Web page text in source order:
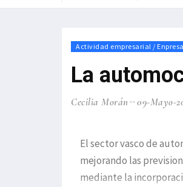
Actividad empresarial /
La
Cecilia Morán 09-Mayo-
El sector vasco de
mejorando las
mediante la